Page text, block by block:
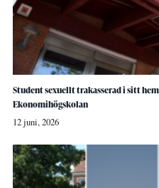
Student sexuellt trakasserad i sitt
Ekonomihögskolan
12 juni, 2026